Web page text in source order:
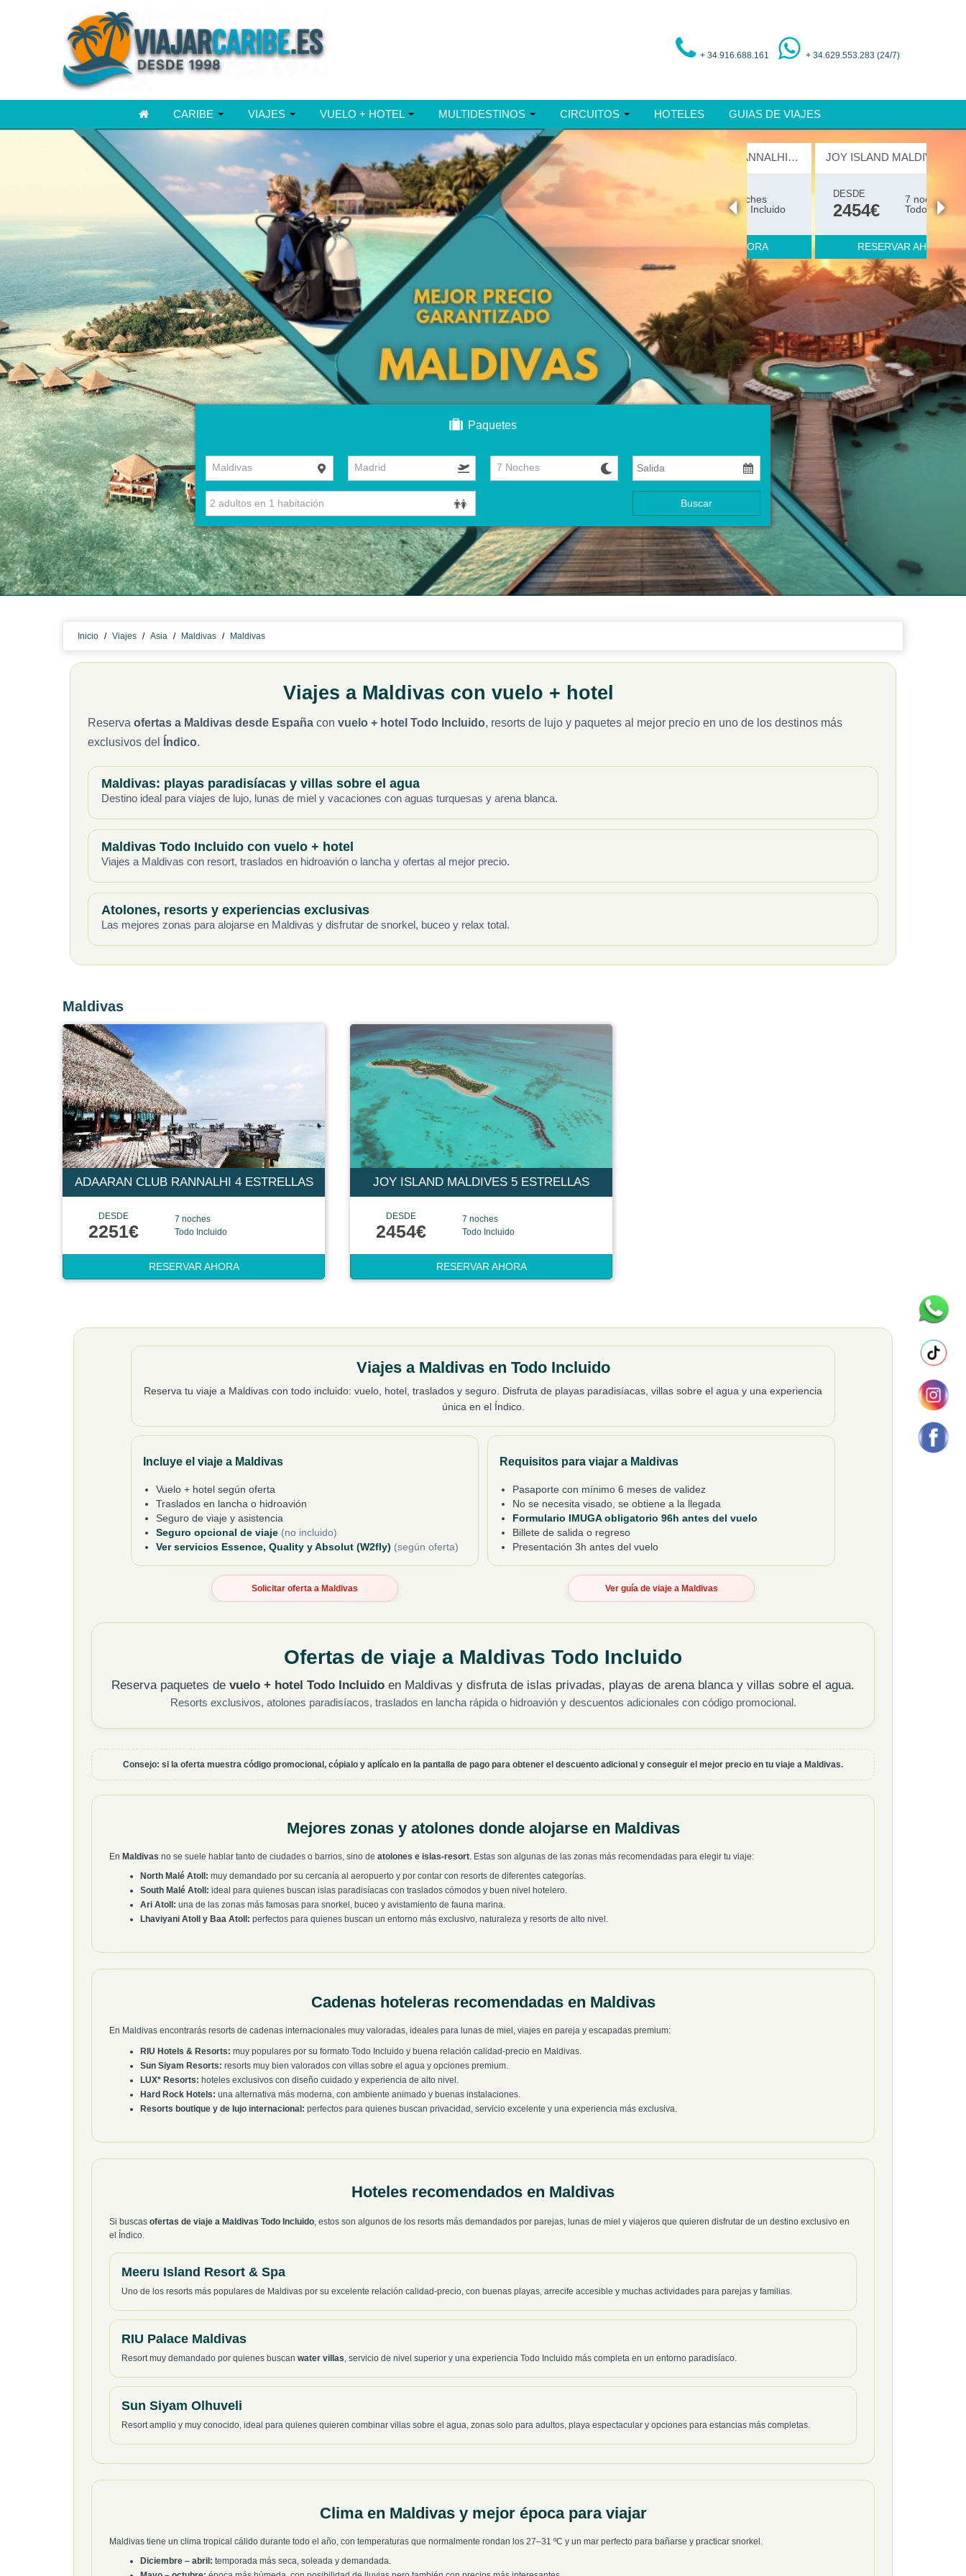
+ 34.916.688.161 + 34.629.553.283 (24/7)
CARIBE VIAJES VUELO + HOTEL MULTIDESTINOS CIRCUITOS HOTELES GUIAS DE VIAJES
JOY ISLAND MALDIVES 5 ESTRELLAS
2454€
7 noches
Todo Incluido
RESERVAR AHORA
Paquetes
Maldivas Madrid 7 Noches
Buscar
Inicio / Viajes / Asia / Maldivas / Maldivas
Viajes a Maldivas con vuelo + hotel
Reserva ofertas a Maldivas desde España con vuelo + hotel Todo Incluido, resorts de lujo y paquetes al mejor precio en uno de los destinos más
exclusivos del
Índico.
Maldivas: playas paradisíacas y villas sobre el agua
Destino ideal para viajes de lujo, lunas de miel y vacaciones con aguas turquesas y arena blanca.
Maldivas Todo Incluido con vuelo + hotel
Viajes a Maldivas con resort, traslados en hidroavión o lancha y ofertas al mejor precio.
Atolones, resorts y experiencias exclusivas
Las mejores zonas para alojarse en Maldivas y disfrutar de snorkel, buceo y relax total.
Maldivas
ADAARAN CLUB RANNALHI 4 ESTRELLAS
DESDE
2251€
7 noches
Todo Incluido
RESERVAR AHORA
JOY ISLAND MALDIVES 5 ESTRELLAS
DESDE
2454€
7 noches
Todo Incluido
RESERVAR AHORA
Viajes a Maldivas en Todo Incluido
Reserva tu viaje a Maldivas con todo incluido: vuelo, hotel, traslados y seguro. Disfruta de playas paradisíacas, villas sobre el agua y una experiencia
única en el Índico.
Incluye el viaje a Maldivas
Vuelo + hotel según oferta
Traslados en lancha o hidroavión
Seguro de viaje y asistencia
Seguro opcional de viaje (no incluido)
Ver servicios Essence, Quality y Absolut (W2fly) (según oferta)
Requisitos para viajar a Maldivas
Pasaporte con mínimo 6 meses de validez
No se necesita visado, se obtiene a la llegada
Formulario IMUGA obligatorio 96h antes del vuelo
Billete de salida o regreso
Presentación 3h antes del vuelo
Solicitar oferta a Maldivas Ver guía de viaje a Maldivas
Ofertas de viaje a Maldivas Todo Incluido
Reserva paquetes de vuelo + hotel Todo Incluido en Maldivas y disfruta de islas privadas, playas de arena blanca y villas sobre el agua.
Resorts exclusivos, atolones paradisíacos, traslados en lancha rápida o hidroavión y descuentos adicionales con código promocional.
Consejo: si la oferta muestra código promocional, cópialo y aplícalo en la pantalla de pago para obtener el descuento adicional y conseguir el mejor precio en tu viaje a Maldivas.
Mejores zonas y atolones donde alojarse en Maldivas
En Maldivas no se suele hablar tanto de ciudades o barrios, sino de atolones e islas-resort. Estas son algunas de las zonas más recomendadas para elegir tu viaje:
North Malé Atoll: muy demandado por su cercanía al aeropuerto y por contar con resorts de diferentes categorías.
South Malé Atoll: ideal para quienes buscan islas paradisíacas con traslados cómodos y buen nivel hotelero.
Ari Atoll: una de las zonas más famosas para snorkel, buceo y avistamiento de fauna marina.
Lhaviyani Atoll y Baa Atoll: perfectos para quienes buscan un entorno más exclusivo, naturaleza y resorts de alto nivel.
Cadenas hoteleras recomendadas en Maldivas
En Maldivas encontrarás resorts de cadenas internacionales muy valoradas, ideales para lunas de miel, viajes en pareja y escapadas premium:
RIU Hotels & Resorts: muy populares por su formato Todo Incluido y buena relación calidad-precio en Maldivas.
Sun Siyam Resorts: resorts muy bien valorados con villas sobre el agua y opciones premium.
LUX* Resorts: hoteles exclusivos con diseño cuidado y experiencia de alto nivel.
Hard Rock Hotels: una alternativa más moderna, con ambiente animado y buenas instalaciones.
Resorts boutique y de lujo internacional: perfectos para quienes buscan privacidad, servicio excelente y una experiencia más exclusiva.
Hoteles recomendados en Maldivas
Si buscas ofertas de viaje a Maldivas Todo Incluido, estos son algunos de los resorts más demandados por parejas, lunas de miel y viajeros que quieren disfrutar de un destino exclusivo en
el Índico.
Meeru Island Resort & Spa
Uno de los resorts más populares de Maldivas por su excelente relación calidad-precio, con buenas playas, arrecife accesible y muchas actividades para parejas y familias.
RIU Palace Maldivas
Resort muy demandado por quienes buscan water villas, servicio de nivel superior y una experiencia Todo Incluido más completa en un entorno paradisíaco.
Sun Siyam Olhuveli
Resort amplio y muy conocido, ideal para quienes quieren combinar villas sobre el agua, zonas solo para adultos, playa espectacular y opciones para estancias más completas.
Clima en Maldivas y mejor época para viajar
Maldivas tiene un clima tropical cálido durante todo el año, con temperaturas que normalmente rondan los 27–31 ºC y un mar perfecto para bañarse y practicar snorkel.
Diciembre – abril: temporada más seca, soleada y demandada.